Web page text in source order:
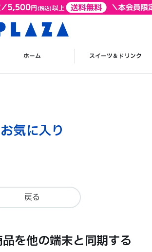
ホーム スイーツ＆ドリンク
お気に入り
戻る
を他の端末と同期する